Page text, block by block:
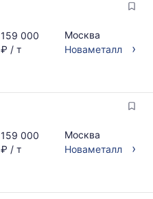
159 000
₽ / т
Москва
Новаметалл
›
159 000
₽ / т
Москва
Новаметалл
›